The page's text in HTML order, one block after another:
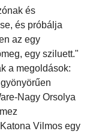
és
és próbálja
az egy
egy sziluett."
a megoldások:
Nagy Orsolya
Vilmos egy